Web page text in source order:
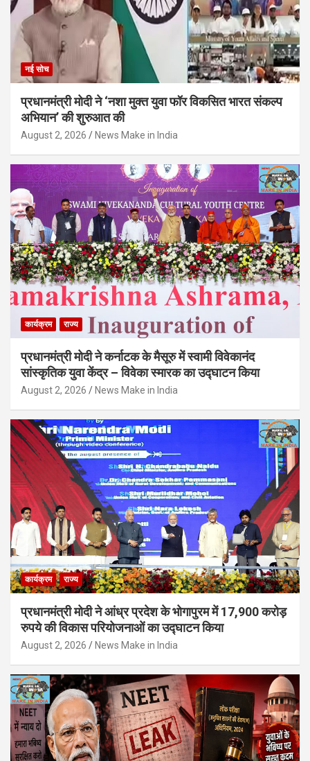
नई सोच
प्रधानमंत्री मोदी ने ‘नशा मुक्त युवा फॉर विकसित भारत संकल्प
अभियान’ की शुरुआत की
August 2, 2026 News Make in India
कार्यक्रम राज्य
प्रधानमंत्री मोदी ने कर्नाटक के मैसूरु में स्वामी विवेकानंद
सांस्कृतिक युवा केंद्र – विवेका स्मारक का उद्घाटन किया
August 2, 2026 News Make in India
कार्यक्रम राज्य
प्रधानमंत्री मोदी ने आंध्र प्रदेश के भोगापुरम में 17,900 करोड़
रुपये की विकास परियोजनाओं का उद्घाटन किया
August 2, 2026 News Make in India